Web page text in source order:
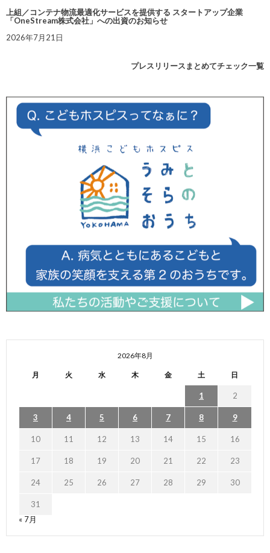
上組／コンテナ物流最適化サービスを提供する スタートアップ企業
「OneStream株式会社」への出資のお知らせ
2026年7月21日
プレスリリースまとめてチェック一覧
2026年8月
月 火 水 木 金 土 日
1 2
3 4 5 6 7 8 9
10 11 12 13 14 15 16
17 18 19 20 21 22 23
24 25 26 27 28 29 30
31
« 7月